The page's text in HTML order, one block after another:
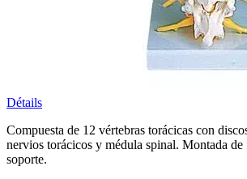
Détails
Compuesta de 12 vértebras torácicas con
nervios torácicos y médula spinal. Montada
soporte.